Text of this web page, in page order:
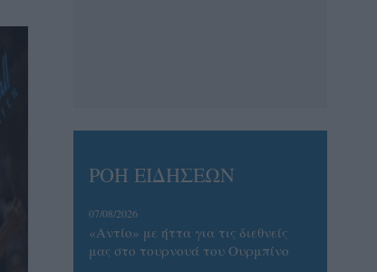
ΡΟΗ ΕΙΔΗΣΕΩΝ
07/08/2026
«Αντίο» με ήττα για τις διεθνείς
μας στο τουρνουά του Ουρμπίνο